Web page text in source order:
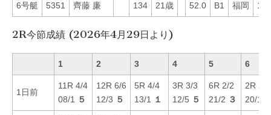
6号艇 5351 齊藤 廉 134 21歳 52.0 B1 福岡 15
2R今節成績 (2026年4月29日より)
1 2 3 4 5 6
1日前
11R 4/4
08/1
５
12R 6/6
12/3 ５
5R 4/4
13/1
１
3R 3/3
12/5 ５
6R 2/2
21/2 ３
2R 2/2
20/1